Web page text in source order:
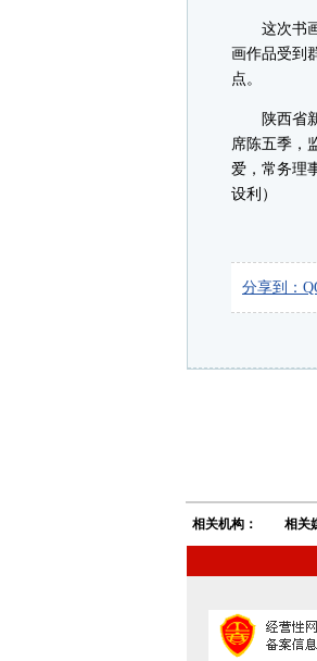
这次书画
画作品受到
点。
陕西省新
席陈五季，
爱，常务理
设利）
分享到：
相关机构： 相关